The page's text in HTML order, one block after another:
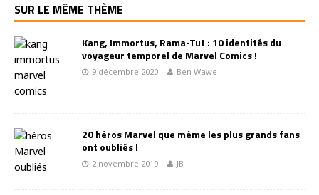
SUR LE MÊME THÈME
Kang, Immortus, Rama-Tut : 10 identités du
voyageur temporel de Marvel Comics !
9 décembre 2020 Ben Wawe
20 héros Marvel que même les plus grands fans
ont oubliés !
2 novembre 2019 JB